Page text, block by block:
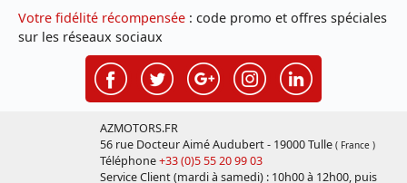
Votre fidélité récompensée : code promo et offres spéciales
sur les réseaux sociaux
AZMOTORS.FR
56 rue Docteur Aimé Audubert - 19000 Tulle ( France )
Téléphone+33 (0)5 55 20 99 03
Service Client (mardi à samedi) : 10h00 à 12h00, puis